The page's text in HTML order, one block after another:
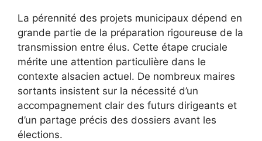
La pérennité des projets municipaux dépend en
grande partie de la préparation rigoureuse de la
transmission entre élus. Cette étape cruciale
mérite une attention particulière dans le
contexte alsacien actuel. De nombreux maires
sortants insistent sur la nécessité d’un
accompagnement clair des futurs dirigeants et
d’un partage précis des dossiers avant les
élections.